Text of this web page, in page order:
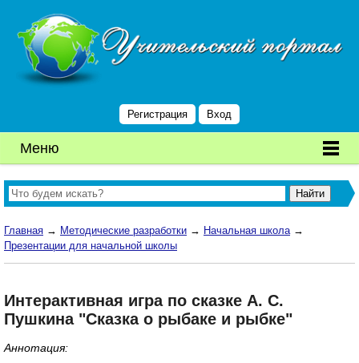
Регистрация Вход
Меню
Главная → Методические разработки → Начальная школа→
Презентации для начальной школы
Интерактивная игра по сказке А. С.
Пушкина "Сказка о рыбаке и рыбке"
Аннотация: